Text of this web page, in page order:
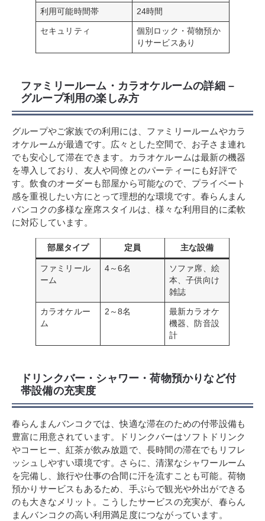
利用可能時間帯 24時間
セキュリティ
個別ロック・荷物預か
りサービスあり
ファミリールーム・カラオケルームの詳細 –
グループ利用の楽しみ方
グループやご家族での利用には、ファミリールームやカラ
オケルームが最適です。広々とした空間で、お子さま連れ
でも安心して滞在できます。カラオケルームは最新の機器
を導入しており、友人や同僚とのパーティーにも好評で
す。飲食のオーダーも部屋から可能なので、プライベート
感を重視したい方にとって理想的な環境です。春らんまん
バンコクの多様な座席スタイルは、様々な利用目的に柔軟
に対応しています。
部屋タイプ 定員 主な設備
ファミリール
ーム
4～6名
ソファ席、絵
本、子供向け
雑誌
カラオケルー
ム
2～8名
最新カラオケ
機器、防音設
計
ドリンクバー・シャワー・荷物預かりなど付
帯設備の充実度
春らんまんバンコクでは、快適な滞在のための付帯設備も
豊富に用意されています。ドリンクバーはソフトドリンク
やコーヒー、紅茶が飲み放題で、長時間の滞在でもリフレ
ッシュしやすい環境です。さらに、清潔なシャワールーム
を完備し、旅行や仕事の合間に汗を流すことも可能。荷物
預かりサービスもあるため、手ぶらで観光や外出ができる
のも大きなメリット。こうしたサービスの充実が、春らん
まんバンコクの高い利用満足度につながっています。